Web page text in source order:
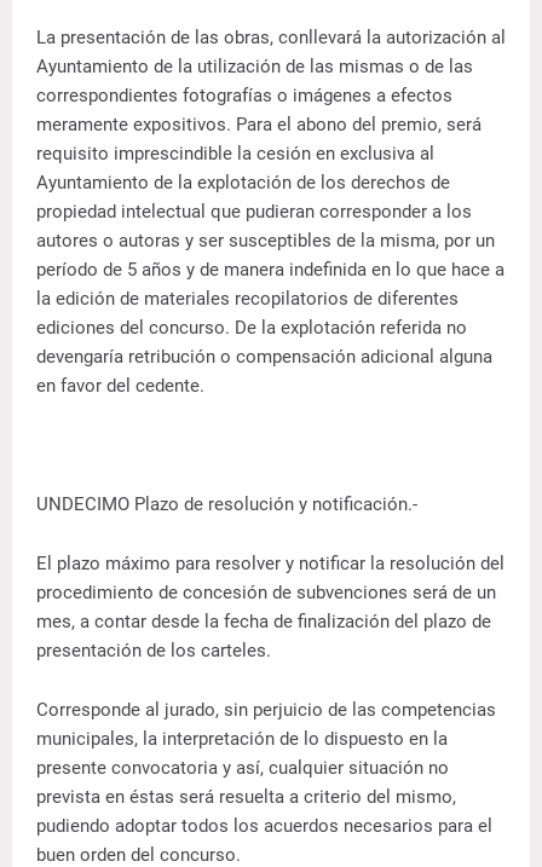
La presentación de las obras, conllevará la autorización al
Ayuntamiento de la utilización de las mismas o de las
correspondientes fotografías o imágenes a efectos
meramente expositivos. Para el abono del premio, será
requisito imprescindible la cesión en exclusiva al
Ayuntamiento de la explotación de los derechos de
propiedad intelectual que pudieran corresponder a los
autores o autoras y ser susceptibles de la misma, por un
período de 5 años y de manera indefinida en lo que hace a
la edición de materiales recopilatorios de diferentes
ediciones del concurso. De la explotación referida no
devengaría retribución o compensación adicional alguna
en favor del cedente.
UNDECIMO Plazo de resolución y notificación.-
El plazo máximo para resolver y notificar la resolución del
procedimiento de concesión de subvenciones será de un
mes, a contar desde la fecha de finalización del plazo de
presentación de los carteles.
Corresponde al jurado, sin perjuicio de las competencias
municipales, la interpretación de lo dispuesto en la
presente convocatoria y así, cualquier situación no
prevista en éstas será resuelta a criterio del mismo,
pudiendo adoptar todos los acuerdos necesarios para el
buen orden del concurso.